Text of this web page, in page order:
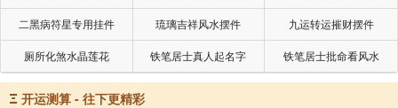
二黑病符星专用挂件 琉璃吉祥风水摆件 九运转运摧财摆件
厕所化煞水晶莲花 铁笔居士真人起名字 铁笔居士批命看风水
Ξ 开运测算 - 往下更精彩